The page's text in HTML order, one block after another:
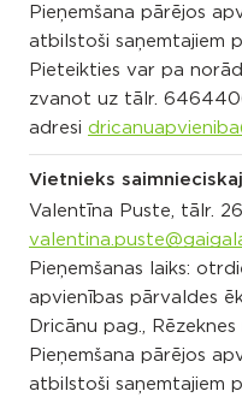
Pieņemšana pārējos
atbilstoši saņemtajiem
Pieteikties var pa
zvanot uz tālr.
adresi
Vietnieks
Valentīna Puste, tālr.
Pieņemšanas laiks:
apvienības pārvaldes
Dricānu pag., Rēzeknes
Pieņemšana pārējos
atbilstoši saņemtajiem